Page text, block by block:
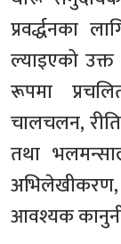
प्रवर्द्धनका
ल्याइएको
रूपमा
चालचलन,
तथा
अभिलेखीकरण,
आवश्यक